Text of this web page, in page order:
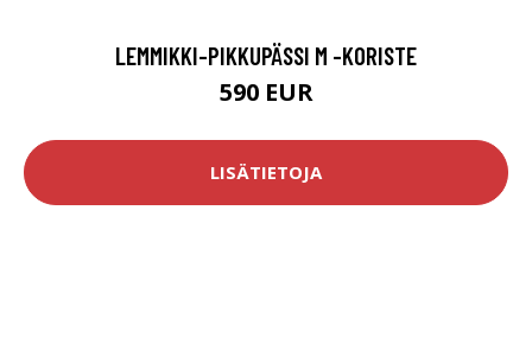
LEMMIKKI-PIKKUPÄSSI M -KORISTE
590 EUR
LISÄTIETOJA